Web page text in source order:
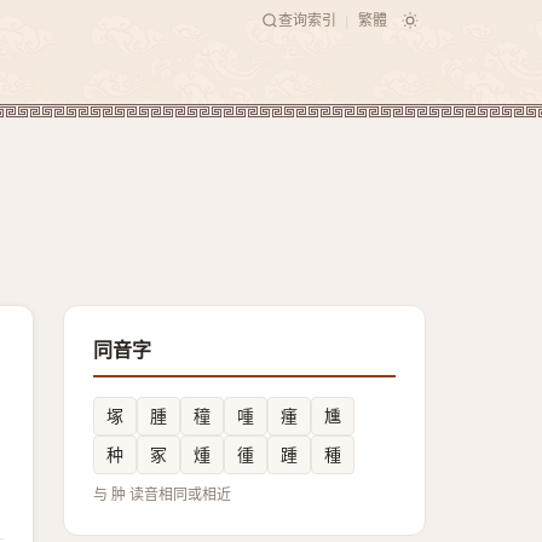
查询索引 繁體
同音字
塚 腫 穜 喠 瘇
尰
种
冢 煄 㣫 踵 種
与 肿 读音相同或相近